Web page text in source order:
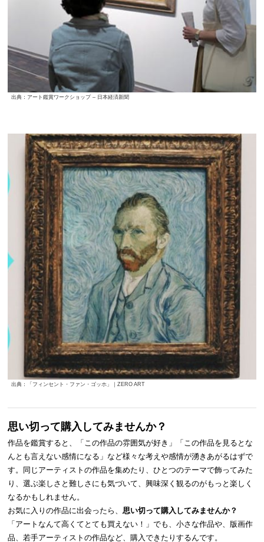
出典：アート鑑賞ワークショップ – 日本経済新聞
出典：「フィンセント・ファン・ゴッホ」｜ZERO ART
思い切って購入してみませんか？
作品を鑑賞すると、「この作品の雰囲気が好き」「この作品を見るとな
んとも言えない感情になる」など様々な考えや感情が湧きあがるはずで
す。同じアーティストの作品を集めたり、ひとつのテーマで飾ってみた
り、選ぶ楽しさと難しさにも気づいて、興味深く観るのがもっと楽しく
なるかもしれません。
お気に入りの作品に出会ったら、 思い切って購入してみませんか？
「アートなんて高くてとても買えない！」でも、小さな作品や、版画作
品、若手アーティストの作品など、購入できたりするんです。